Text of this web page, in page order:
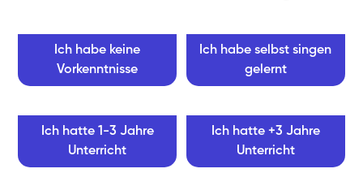
Ich habe keine
Vorkenntnisse
Ich habe selbst singen
gelernt
Ich hatte 1-3 Jahre
Unterricht
Ich hatte +3 Jahre
Unterricht